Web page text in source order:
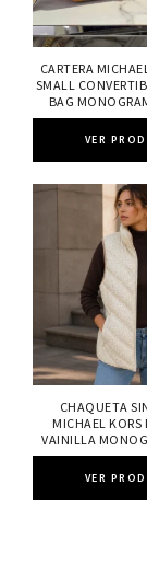
CARTERA
SMALL
BAG
VER
CHAQUETA
MICHAEL KORS
VAINILLA
VER